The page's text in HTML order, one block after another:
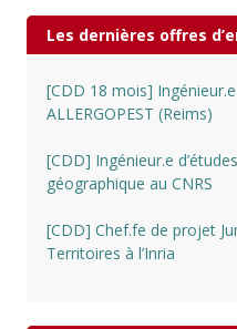
Les dernières offres
[CDD 18 mois]
ALLERGOPEST (Reims)
[CDD] Ingénieur.e
géographique au CNRS
[CDD] Chef.fe de projet
Territoires à l’Inria